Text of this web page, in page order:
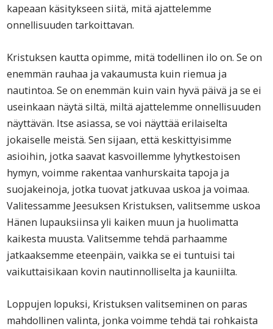
kapeaan käsitykseen siitä, mitä ajattelemme
onnellisuuden tarkoittavan.
Kristuksen kautta opimme, mitä todellinen ilo on. Se on
enemmän rauhaa ja vakaumusta kuin riemua ja
nautintoa. Se on enemmän kuin vain hyvä päivä ja se ei
useinkaan näytä siltä, miltä ajattelemme onnellisuuden
näyttävän. Itse asiassa, se voi näyttää erilaiselta
jokaiselle meistä. Sen sijaan, että keskittyisimme
asioihin, jotka saavat kasvoillemme lyhytkestoisen
hymyn, voimme rakentaa vanhurskaita tapoja ja
suojakeinoja, jotka tuovat jatkuvaa uskoa ja voimaa.
Valitessamme Jeesuksen Kristuksen, valitsemme uskoa
Hänen lupauksiinsa yli kaiken muun ja huolimatta
kaikesta muusta. Valitsemme tehdä parhaamme
jatkaaksemme eteenpäin, vaikka se ei tuntuisi tai
vaikuttaisikaan kovin nautinnolliselta ja kauniilta.
Loppujen lopuksi, Kristuksen valitseminen on paras
mahdollinen valinta, jonka voimme tehdä tai rohkaista